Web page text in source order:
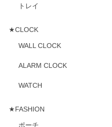
トレイ
★CLOCK
WALL CLOCK
ALARM CLOCK
WATCH
★FASHION
ポーチ